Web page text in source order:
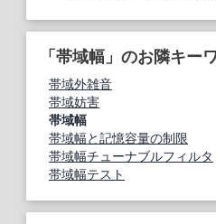
「帯域幅」のお隣キー
帯域外雑音
帯域妨害
帯域幅
帯域幅と記憶容量の制限
帯域幅チューナブルフィルタ
帯域幅テスト